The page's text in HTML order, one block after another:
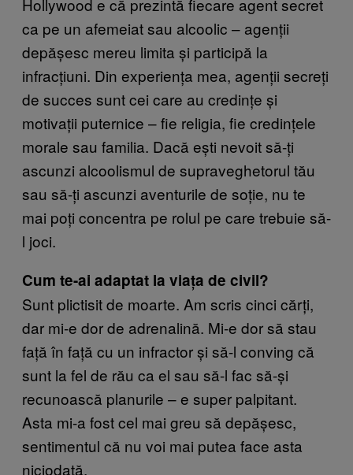
ca pe un afemeiat sau alcoolic – agenții
depășesc mereu limita și participă la
infracțiuni. Din experiența mea, agenții secreți
de succes sunt cei care au credințe și
motivații puternice – fie religia, fie credințele
morale sau familia. Dacă ești nevoit să-ți
ascunzi alcoolismul de supraveghetorul tău
sau să-ți ascunzi aventurile de soție, nu te
mai poți concentra pe rolul pe care trebuie să-
l joci.
Cum te-ai adaptat la viața de civil?
Sunt plictisit de moarte. Am scris cinci cărți,
dar mi-e dor de adrenalină. Mi-e dor să stau
față în față cu un infractor și să-l conving că
sunt la fel de rău ca el sau să-l fac să-și
recunoască planurile – e super palpitant.
Asta mi-a fost cel mai greu să depășesc,
sentimentul că nu voi mai putea face asta
niciodată.